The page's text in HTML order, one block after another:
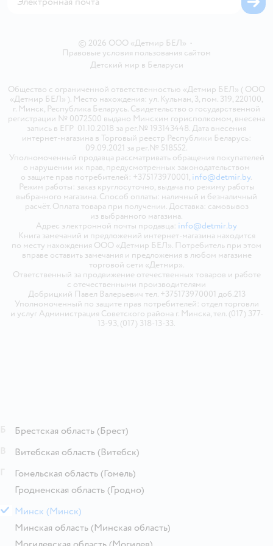
© 2026 ООО «Детмир БЕЛ» •
Правовые условия пользования сайтом
Детский мир в Беларуси
Общество с ограниченной ответственностью «Детмир БЕЛ» ( ООО
«Детмир БЕЛ» ). Место нахождения: ул. Кульман, 3, пом. 319, 220100,
г. Минск, Республика Беларусь. Свидетельство о государственной
регистрации № 0072500 выдано Минским горисполкомом, внесена
запись в ЕГР 01.10.2018 за рег.№ 193143448. Дата внесения
интернет-магазина в Торговый реестр Республики Беларусь:
09.09.2021 за рег.№ 518552.
Уполномоченный продавца рассматривать обращения покупателей
о нарушении их прав, предусмотренных законодательством
о защите прав потребителей: +375173970001, info@detmir.by.
Режим работы: заказ круглосуточно, выдача по режиму работы
выбранного магазина. Способ оплаты: наличный и безналичный
расчёт. Оплата товара при получении. Доставка: самовывоз
из выбранного магазина.
Адрес электронной почты продавца: info@detmir.by
Книга замечаний и предложений интернет-магазина находится
по месту нахождения ООО «Детмир БЕЛ». Потребитель при этом
вправе оставить замечания и предложения в любом магазине
торговой сети «Детмир».
Ответственный за продвижение отечественных товаров и работе
с отечественными производителями
Добрицкий Павел Валерьевич тел. +375173970001 доб.213
Уполномоченный по защите прав потребителей: отдел торговли
и услуг Администрация Советского района г. Минска, тел. (017) 377-
13-93, (017) 318-13-33.
Брестская область (Брест)
Витебская область (Витебск)
Гомельская область (Гомель)
Гродненская область (Гродно)
М Минск (Минск)
Минская область (Минская область)